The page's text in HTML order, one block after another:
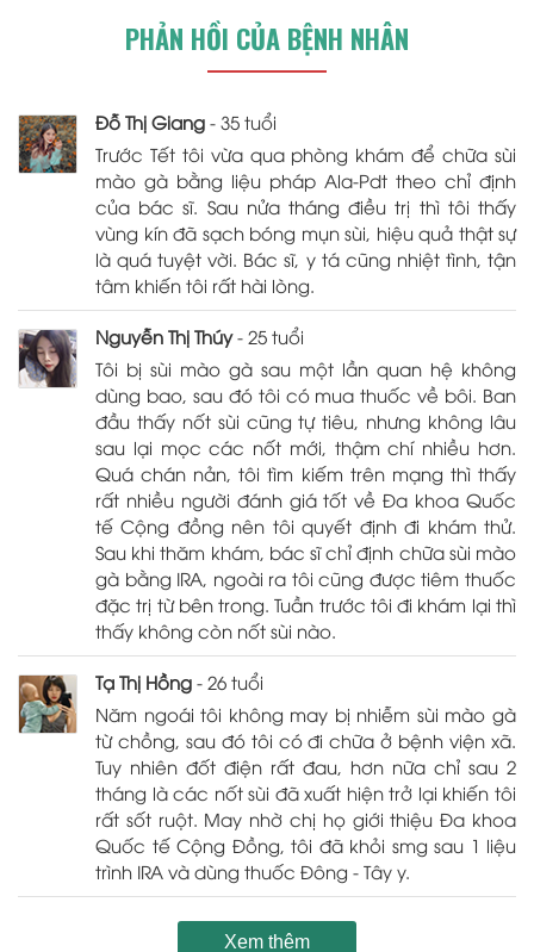
PHẢN HỒI CỦA BỆNH NHÂN
Đỗ Thị Giang - 35 tuổi
Trước Tết tôi vừa qua phòng khám để chữa sùi
mào gà bằng liệu pháp Ala-Pdt theo chỉ định
của bác sĩ. Sau nửa tháng điều trị thì tôi thấy
vùng kín đã sạch bóng mụn sùi, hiệu quả thật sự
là quá tuyệt vời. Bác sĩ, y tá cũng nhiệt tình, tận
tâm khiến tôi rất hài lòng.
Nguyễn Thị Thúy- 25 tuổi
Tôi bị sùi mào gà sau một lần quan hệ không
dùng bao, sau đó tôi có mua thuốc về bôi. Ban
đầu thấy nốt sùi cũng tự tiêu, nhưng không lâu
sau lại mọc các nốt mới, thậm chí nhiều hơn.
Quá chán nản, tôi tìm kiếm trên mạng thì thấy
rất nhiều người đánh giá tốt về Đa khoa Quốc
tế Cộng đồng nên tôi quyết định đi khám thử.
Sau khi thăm khám, bác sĩ chỉ định chữa sùi mào
gà bằng IRA, ngoài ra tôi cũng được tiêm thuốc
đặc trị từ bên trong. Tuần trước tôi đi khám lại thì
thấy không còn nốt sùi nào.
Tạ Thị Hồng - 26 tuổi
Năm ngoái tôi không may bị nhiễm sùi mào gà
từ chồng, sau đó tôi có đi chữa ở bệnh viện xã.
Tuy nhiên đốt điện rất đau, hơn nữa chỉ sau 2
tháng là các nốt sùi đã xuất hiện trở lại khiến tôi
rất sốt ruột. May nhờ chị họ giới thiệu Đa khoa
Quốc tế Cộng Đồng, tôi đã khỏi smg sau 1 liệu
trình IRA và dùng thuốc Đông - Tây y.
Xem thêm